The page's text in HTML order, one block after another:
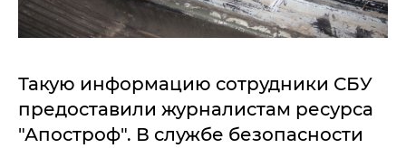
Такую информацию сотрудники СБУ
предоставили журналистам ресурса
"Апостроф". В службе безопасности